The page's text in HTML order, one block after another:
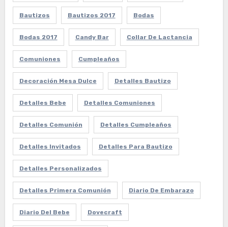
Bautizos Bautizos 2017 Bodas
Bodas 2017 Candy Bar Collar De Lactancia
Comuniones Cumpleaños
Decoración Mesa Dulce Detalles Bautizo
Detalles Bebe Detalles Comuniones
Detalles Comunión Detalles Cumpleaños
Detalles Invitados Detalles Para Bautizo
Detalles Personalizados
Detalles Primera Comunión Diario De Embarazo
Diario Del Bebe Dovecraft